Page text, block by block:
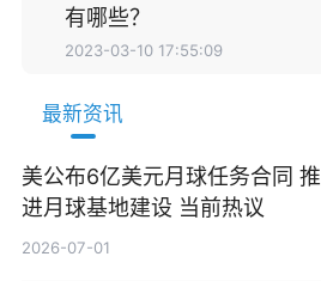
有哪些？
2023-03-10 17:55:09
最新资讯
美公布6亿美元月球任务合同 推
进月球基地建设 当前热议
2026-07-01